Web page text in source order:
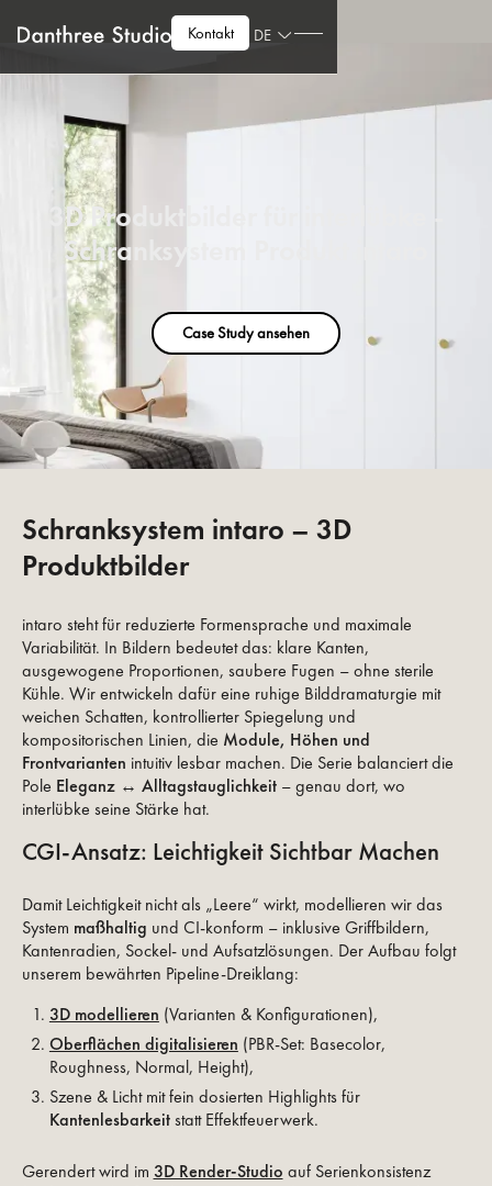
Kontakt DE
3D Produktbilder für interlübke -
Schranksystem Produkt intaro
Case Study ansehen
Schranksystem intaro – 3D
Produktbilder
intaro steht für reduzierte Formensprache und maximale
Variabilität. In Bildern bedeutet das: klare Kanten,
ausgewogene Proportionen, saubere Fugen – ohne sterile
Kühle. Wir entwickeln dafür eine ruhige Bilddramaturgie mit
weichen Schatten, kontrollierter Spiegelung und
kompositorischen Linien, die Module, Höhen und
Frontvarianten intuitiv lesbar machen. Die Serie balanciert die
Pole Eleganz ↔ Alltagstauglichkeit– genau dort, wo
interlübke seine Stärke hat.
CGI-Ansatz: Leichtigkeit Sichtbar Machen
Damit Leichtigkeit nicht als „Leere“ wirkt, modellieren wir das
System maßhaltig und CI-konform – inklusive Griffbildern,
Kantenradien, Sockel- und Aufsatzlösungen. Der Aufbau folgt
unserem bewährten Pipeline-Dreiklang:
3D modellieren (Varianten & Konfigurationen),
Oberflächen digitalisieren (PBR-Set: Basecolor,
Roughness, Normal, Height),
Szene & Licht mit fein dosierten Highlights für
Kantenlesbarkeitstatt Effektfeuerwerk.
Gerendert wird im 3D Render-Studio auf Serienkonsistenz